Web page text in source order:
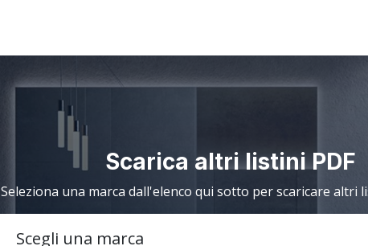
Scarica altri listini PDF
Seleziona una marca dall'elenco qui sotto per scaricare altri